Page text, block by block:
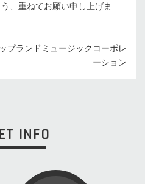
、重ねてお願い申し上げま
プランドミュージックコーポレ
ーション
INFO